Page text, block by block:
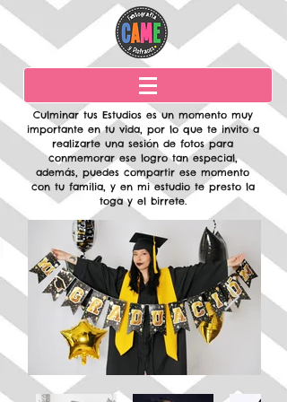
Graduación
Culminar tus Estudios es un momento muy
importante en tu vida, por lo que te invito a
realizarte una sesión de fotos para
conmemorar ese logro tan especial,
además, puedes compartir ese momento
con tu familia, y en mi estudio te presto la
toga y el birrete.